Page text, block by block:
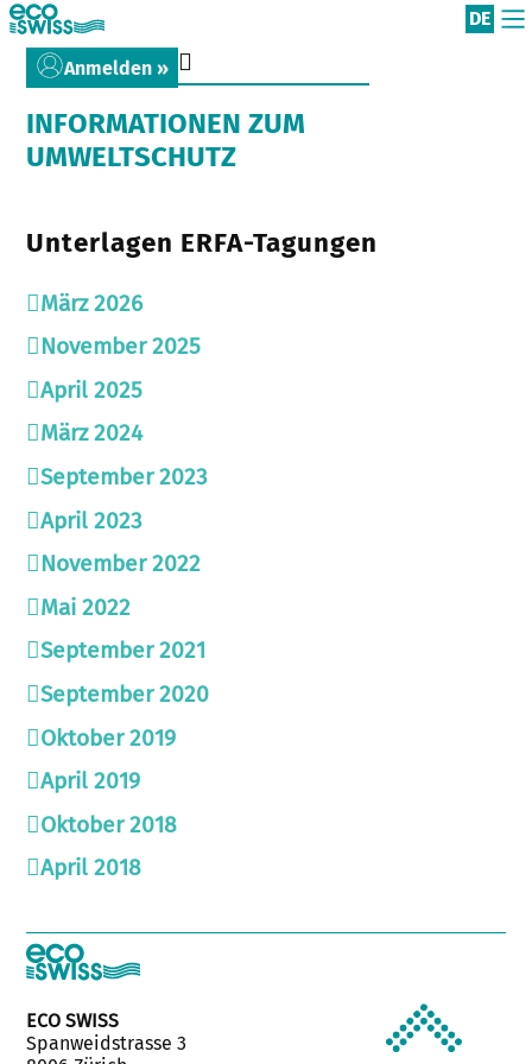
DE
INFORMATIONEN ZUM
UMWELTSCHUTZ
Unterlagen ERFA-Tagungen
März 2026
November 2025
April 2025
März 2024
September 2023
April 2023
November 2022
Mai 2022
September 2021
September 2020
Oktober 2019
April 2019
Oktober 2018
April 2018
Anmelden »
ECO SWISS
Spanweidstrasse 3